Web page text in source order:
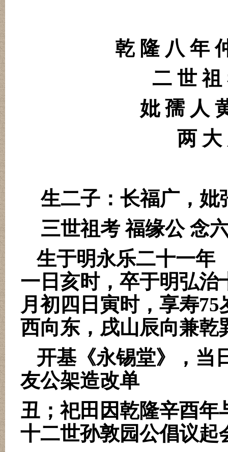
乾 隆 八 年
二 世 祖
妣 孺 人
两 大
生二子：长福广，妣
三世祖考 福缘公 念
生于明永乐二十一年
一日亥时，卒于明弘治
月初四日寅时，享寿75
西向东，戌山辰向兼乾
开基《永锡堂》，当
友公架造改单
丑；祀田因乾隆辛酉年
十二世孙敦园公倡议起